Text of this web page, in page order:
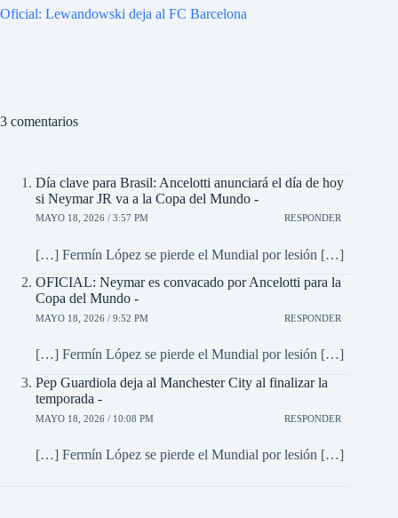
Oficial: Lewandowski deja al FC Barcelona
3 comentarios
Día clave para Brasil: Ancelotti anunciará el día de hoy
si Neymar JR va a la Copa del Mundo -
MAYO 18, 2026 / 3:57 PM RESPONDER
[…] Fermín López se pierde el Mundial por lesión […]
OFICIAL: Neymar es convacado por Ancelotti para la
Copa del Mundo -
MAYO 18, 2026 / 9:52 PM RESPONDER
[…] Fermín López se pierde el Mundial por lesión […]
Pep Guardiola deja al Manchester City al finalizar la
temporada -
MAYO 18, 2026 / 10:08 PM RESPONDER
[…] Fermín López se pierde el Mundial por lesión […]